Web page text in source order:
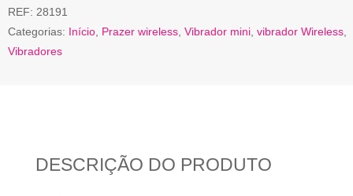
REF: 28191
Categorias: Início Prazer wireless Vibrador mini vibrador Wireless
Vibradores
DESCRIÇÃO DO PRODUTO